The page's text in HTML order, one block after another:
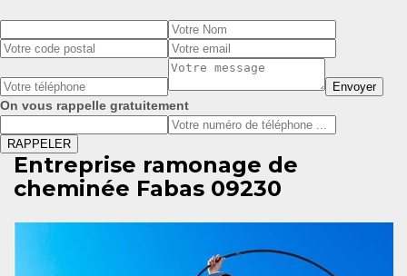
On vous rappelle gratuitement
Entreprise ramonage de
cheminée Fabas 09230